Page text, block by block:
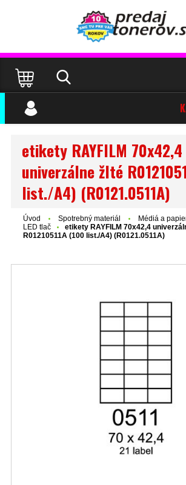
etikety RAYFILM 70x42,4
univerzálne žlté
list./A4) (R0121.0511A)
Úvod Spotrebný materiál
Médiá a
LED tlač
etikety RAYFILM 70x42,4
R01210511A (100 list./A4) (R0121.0511A)